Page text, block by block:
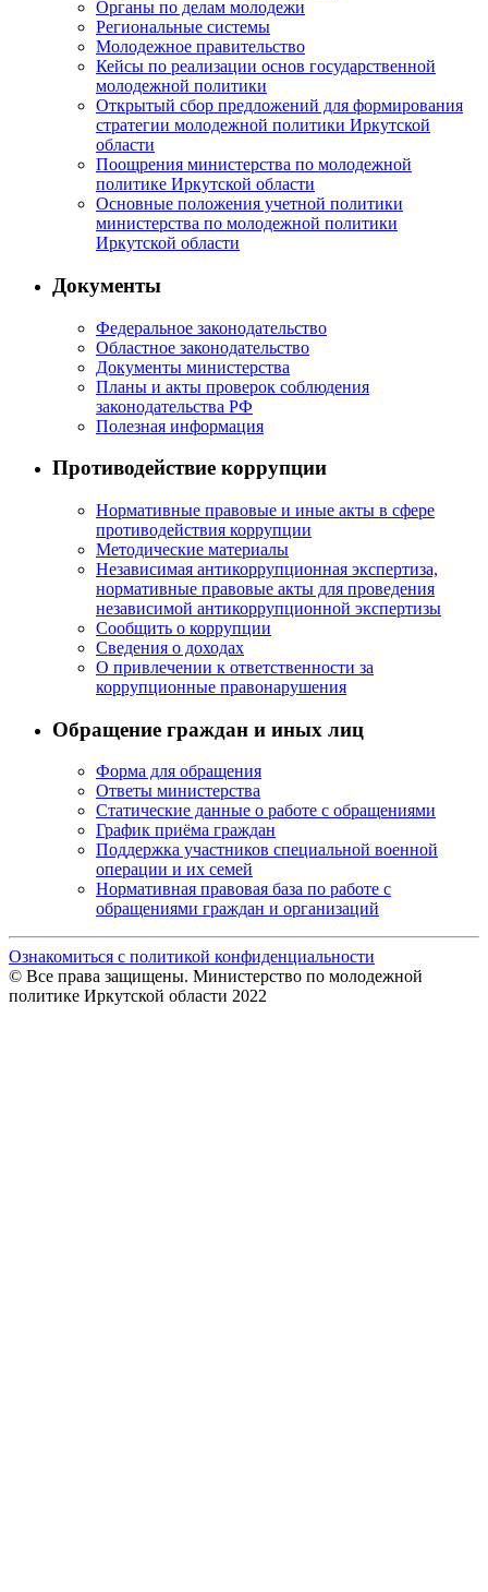
Органы по делам молодежи
Региональные системы
Молодежное правительство
Кейсы по реализации основ государственной
молодежной политики
Открытый сбор предложений для формирования
стратегии молодежной политики Иркутской
области
Поощрения министерства по молодежной
политике Иркутской области
Основные положения учетной политики
министерства по молодежной политики
Иркутской области
Документы
Федеральное законодательство
Областное законодательство
Документы министерства
Планы и акты проверок соблюдения
законодательства РФ
Полезная информация
Противодействие коррупции
Нормативные правовые и иные акты в сфере
противодействия коррупции
Методические материалы
Независимая антикоррупционная экспертиза,
нормативные правовые акты для проведения
независимой антикоррупционной экспертизы
Сообщить о коррупции
Сведения о доходах
О привлечении к ответственности за
коррупционные правонарушения
Обращение граждан и иных лиц
Форма для обращения
Ответы министерства
Статические данные о работе с обращениями
График приёма граждан
Поддержка участников специальной военной
операции и их семей
Нормативная правовая база по работе с
обращениями граждан и организаций
Ознакомиться с политикой конфиденциальности
© Все права защищены. Министерство по молодежной
политике Иркутской области 2022